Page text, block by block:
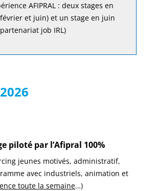
AFIPRAL : deux stages en
et juin) et un stage en juin
job IRL)
piloté par l’Afipral 100%
jeunes motivés, administratif,
avec industriels, animation et
toute la semaine…)